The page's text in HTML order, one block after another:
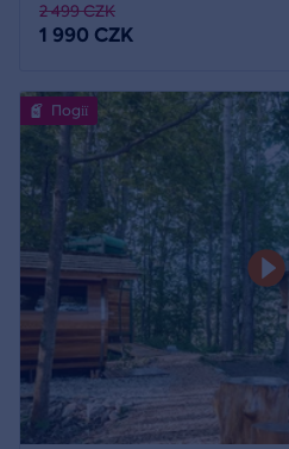
2 499 CZK
1 990 CZK
Події